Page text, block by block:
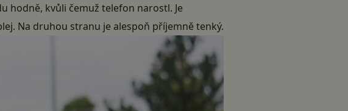
hodně, kvůli čemuž telefon narostl. Je
Na druhou stranu je alespoň příjemně tenký.